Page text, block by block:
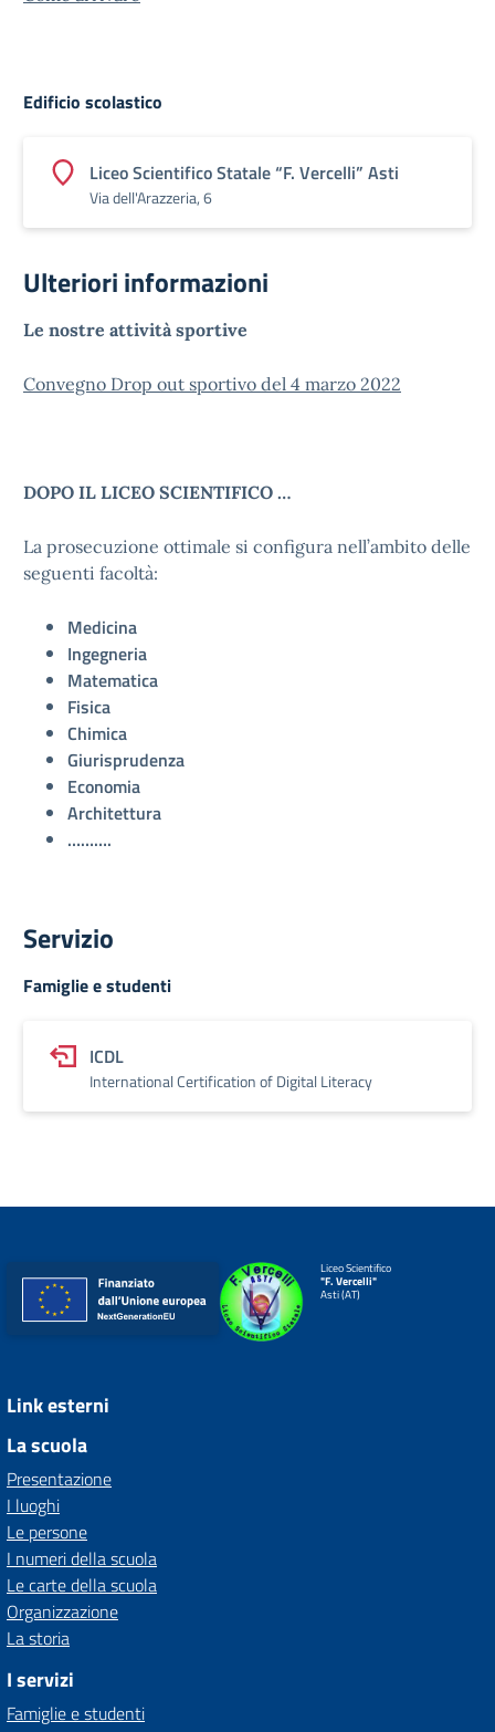
Edificio scolastico
Liceo Scientifico Statale “F. Vercelli” Asti
Via dell'Arazzeria, 6
Ulteriori informazioni
Le nostre attività sportive
Convegno Drop out sportivo del 4 marzo 2022
DOPO IL LICEO SCIENTIFICO …
La prosecuzione ottimale si configura nell’ambito delle
seguenti facoltà:
Medicina
Ingegneria
Matematica
Fisica
Chimica
Giurisprudenza
Economia
Architettura
……….
Servizio
Famiglie e studenti
ICDL
International Certification of Digital Literacy
Liceo Scientifico
"F. Vercelli"
Asti (AT)
Link esterni
La scuola
Presentazione
I luoghi
Le persone
I numeri della scuola
Le carte della scuola
Organizzazione
La storia
I servizi
Famiglie e studenti